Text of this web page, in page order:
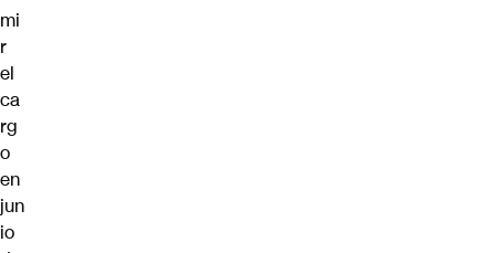
mi
r
el
ca
rg
o
en
jun
io